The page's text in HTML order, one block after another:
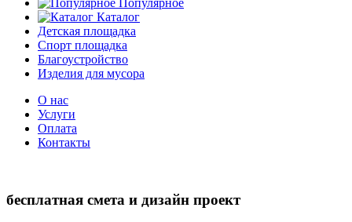
Популярное
Каталог
Детская площадка
Спорт площадка
Благоустройство
Изделия для мусора
О нас
Услуги
Оплата
Контакты
бесплатная смета и дизайн проект